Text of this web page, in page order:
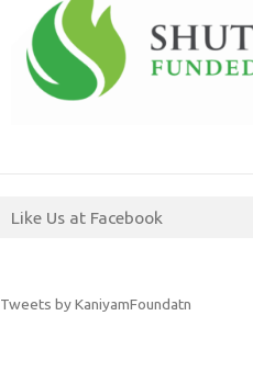
Like Us at Facebook
Tweets by KaniyamFoundatn